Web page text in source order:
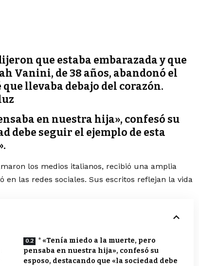
que estaba embarazada y que
Vanini, de 38 años, abandonó el
llevaba debajo del corazón.
en nuestra hija», confesó su
debe seguir el ejemplo de esta
los medios italianos, recibió una amplia
las redes sociales. Sus escritos reflejan la vida
* «Tenía miedo a la muerte, pero
pensaba en nuestra hija», confesó su
esposo, destacando que «la sociedad debe